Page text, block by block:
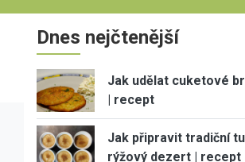
Dnes nejčtenější
Jak udělat cuketové
| recept
Jak připravit tradiční
rýžový dezert | recept